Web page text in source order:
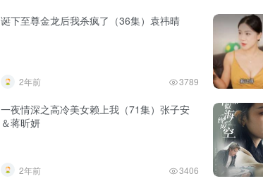
诞下至尊金龙后我杀疯了（36集）袁祎晴
2年前 3789
一夜情深之高冷美女赖上我（71集）张子安
＆蒋昕妍
2年前 3406